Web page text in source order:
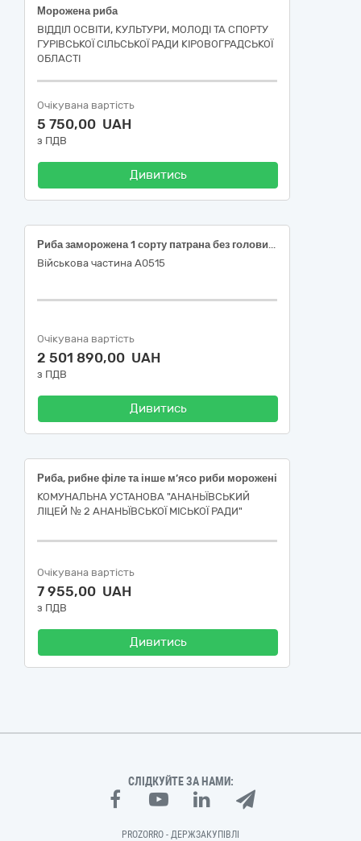
Морожена риба
ВІДДІЛ ОСВІТИ, КУЛЬТУРИ, МОЛОДІ ТА СПОРТУ
ГУРІВСЬКОЇ СІЛЬСЬКОЇ РАДИ КІРОВОГРАДСЬКОЇ
ОБЛАСТІ
Очікувана вартість
5 750,00 UAH
з ПДВ
Дивитись
Риба заморожена 1 сорту патрана без голови – хек
Військова частина А0515
Очікувана вартість
2 501 890,00 UAH
з ПДВ
Дивитись
Риба, рибне філе та інше м’ясо риби морожені
КОМУНАЛЬНА УСТАНОВА "АНАНЬЇВСЬКИЙ
ЛІЦЕЙ № 2 АНАНЬЇВСЬКОЇ МІСЬКОЇ РАДИ"
Очікувана вартість
7 955,00 UAH
з ПДВ
Дивитись
СЛІДКУЙТЕ ЗА НАМИ:
PROZORRO - ДЕРЖЗАКУПІВЛІ